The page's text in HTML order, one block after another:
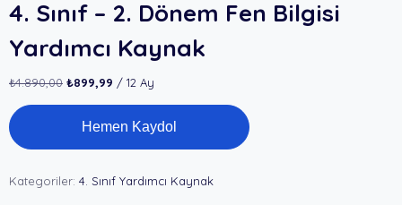
4. Sınıf – 2. Dönem Fen Bilgisi
Yardımcı Kaynak
₺4.890,00 Orijinal
₺899,99 Şu
₺899,99.
/ 12 Ay
4.
Sınıf
Dönem
Hemen Kaydol
Kategoriler: 4. Sınıf Yardımcı Kaynak